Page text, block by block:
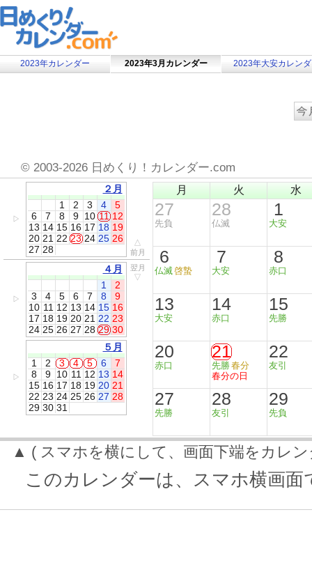
2023年カレンダー 2023年3月カレンダー 2023年大安カレン
© 2003-2026 日めくり！カレンダー.com
▷
２月
1
2 3 4
5
6
7 8 9 10 11 12
13 14 15 16 17 18 19
20 21 22 23 24 25 26
27 28
△
前月
▷
４月
1
2
3
4 5 6 7 8
9
10 11 12 13 14 15 16
17 18 19 20 21 22 23
24 25 26 27 28 29 30
翌月
▽
▷
５月
1
2 3 4 5 6
7
8
9 10 11 12 13 14
15 16 17 18 19 20 21
22 23 24 25 26 27 28
29 30 31
月 火 水
27
先負
28
仏滅
1
大安
6
仏滅啓蟄
7
大安
8
赤口
13
大安
14
赤口
15
先勝
20
赤口
21
先勝春分
春分の日
22
友引
27
先勝
28
友引
29
先負
▲ ( スマホを横にして、画面下端をカレ
このカレンダーは、スマホ横画面